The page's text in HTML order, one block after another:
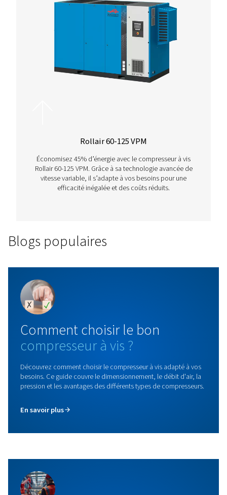
Rollair 300-850 V
Découvrez le compresseur à vis à vitesse variable
300-850 V, qui offre des solutions d’air
efficaces, des économies d’énergie et un faible